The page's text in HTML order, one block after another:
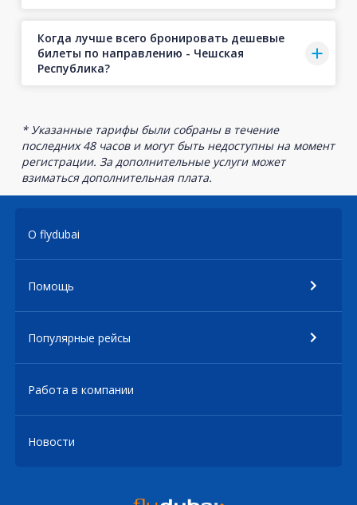
Когда лучше всего бронировать дешевые
билеты по направлению - Чешская
Республика?
* Указанные тарифы были собраны в течение
последних 48 часов и могут быть недоступны на момент
регистрации. За дополнительные услуги может
взиматься дополнительная плата.
О flydubai
Помощь
Популярные рейсы
Работа в компании
Новости